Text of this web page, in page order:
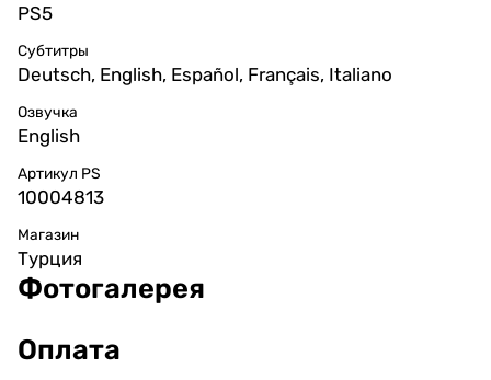
PS5
Субтитры
Deutsch, English, Español, Français, Italiano
Озвучка
English
Артикул PS
10004813
Магазин
Турция
Фотогалерея
Оплата